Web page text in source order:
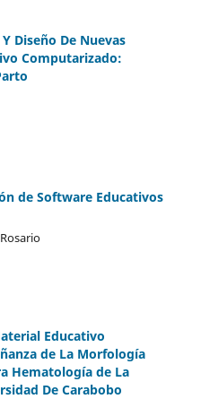
Diseño De Nuevas
Computarizado:
de Software Educativos
Educativo
de La Morfología
Hematología de La
De Carabobo